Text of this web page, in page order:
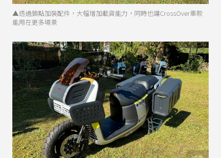
▲透過鎖點加裝配件，大幅增加載貨能力，同時也讓CrossOver車款
能用在更多場景